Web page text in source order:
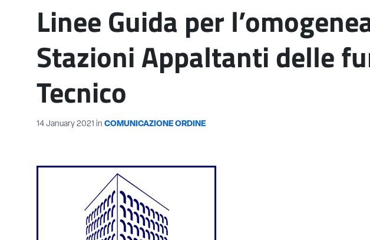
Linee Guida per
Stazioni Appaltanti delle
Tecnico
14 January 2021 in COMUNICAZIONE ORDINE